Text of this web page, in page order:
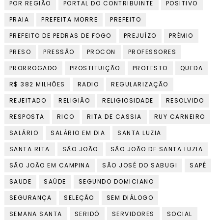
POR REGIÃO
PORTAL DO CONTRIBUINTE
POSITIVO
PRAIA
PREFEITA MORRE
PREFEITO
PREFEITO DE PEDRAS DE FOGO
PREJUÍZO
PRÊMIO
PRESO
PRESSÃO PROCON
PROFESSORES
PRORROGADO
PROSTITUIÇÃO PROTESTO
QUEDA
R$ 382 MILHÕES
RADIO
REGULARIZAÇÃO
REJEITADO
RELIGIÃO RELIGIOSIDADE
RESOLVIDO
RESPOSTA
RICO RITA DE CASSIA
RUY CARNEIRO
SALÁRIO
SALÁRIO EM DIA
SANTA LUZIA
SANTA RITA
SÃO JOÃO
SÃO JOÃO DE SANTA LUZIA
SÃO JOÃO EM CAMPINA
SÃO JOSÉ DO SABUGI
SAPÉ
SAUDE
SAÚDE
SEGUNDO DOMICIANO
SEGURANÇA
SELEÇÃO
SEM DIÁLOGO
SEMANA SANTA
SERIDÓ SERVIDORES
SOCIAL